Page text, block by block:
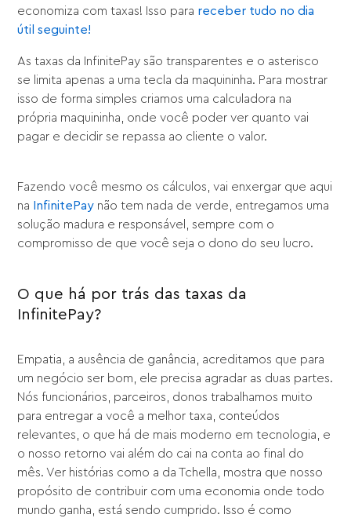
economiza com taxas! Isso para receber tudo no dia
útil seguinte!
As taxas da InfinitePay são transparentes e o asterisco
se limita apenas a uma tecla da maquininha. Para mostrar
isso de forma simples criamos uma calculadora na
própria maquininha, onde você poder ver quanto vai
pagar e decidir se repassa ao cliente o valor.
Fazendo você mesmo os cálculos, vai enxergar que aqui
na
InfinitePay não tem nada de verde, entregamos uma
solução madura e responsável, sempre com o
compromisso de que você seja o dono do seu lucro.
O que há por trás das taxas da
InfinitePay?
Empatia, a ausência de ganância, acreditamos que para
um negócio ser bom, ele precisa agradar as duas partes.
Nós funcionários, parceiros, donos trabalhamos muito
para entregar a você a melhor taxa, conteúdos
relevantes, o que há de mais moderno em tecnologia, e
o nosso retorno vai além do cai na conta ao final do
mês. Ver histórias como a da Tchella, mostra que nosso
propósito de contribuir com uma economia onde todo
mundo ganha, está sendo cumprido. Isso é como